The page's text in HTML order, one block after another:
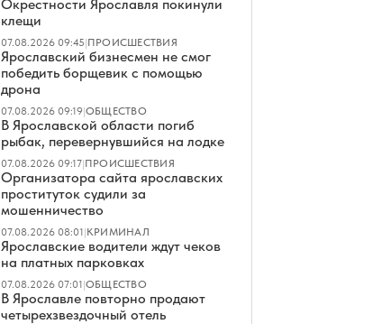
Окрестности Ярославля покинули
клещи
07.08.2026 09:45|ПРОИСШЕСТВИЯ
Ярославский бизнесмен не смог
победить борщевик с помощью
дрона
07.08.2026 09:19|ОБЩЕСТВО
В Ярославской области погиб
рыбак, перевернувшийся на лодке
07.08.2026 09:17|ПРОИСШЕСТВИЯ
Организатора сайта ярославских
проституток судили за
мошенничество
07.08.2026 08:01|КРИМИНАЛ
Ярославские водители ждут чеков
на платных парковках
07.08.2026 07:01|ОБЩЕСТВО
В Ярославле повторно продают
четырехзвездочный отель